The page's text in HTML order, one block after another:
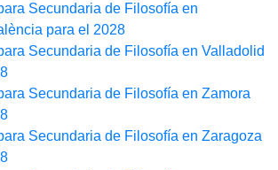
Secundaria de Filosofía en
para el 2028
Secundaria de Filosofía en Valladolid
Secundaria de Filosofía en Zamora
Secundaria de Filosofía en Zaragoza